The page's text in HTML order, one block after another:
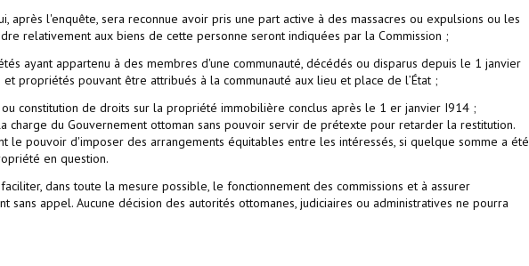
après l'enquête, sera reconnue avoir pris une part active à des massacres ou expulsions ou les
relativement aux biens de cette personne seront indiquées par la Commission ;
ayant appartenu à des membres d'une communauté, décédés ou disparus depuis le 1 janvier
et propriétés pouvant être attribués à la communauté aux lieu et place de l’État ;
constitution de droits sur la propriété immobilière conclus après le 1 er janvier I914 ;
charge du Gouvernement ottoman sans pouvoir servir de prétexte pour retarder la restitution.
le pouvoir d'imposer des arrangements équitables entre les intéressés, si quelque somme a été
en question.
dans toute la mesure possible, le fonctionnement des commissions et à assurer
sans appel. Aucune décision des autorités ottomanes, judiciaires ou administratives ne pourra